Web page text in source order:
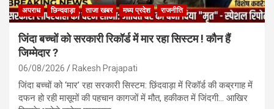
अपराध छिन्दवाड़ा ताजा खबर मध्य प्रदेश राजनीति
जिंदा बच्चों को सरकारी रिकॉर्ड में मार रहा सिस्टम ! कौन हैं
जिम्मेदार ?
06/08/2026 Rakesh Prajapati
जिंदा बच्चों को ‘मार’ रहा सरकारी सिस्टम: छिंदवाड़ा में रिकॉर्ड की कब्रगाह में
दफन हो रही मासूमों की पहचान कागजों में मौत, हकीकत में जिंदगी… आखिर